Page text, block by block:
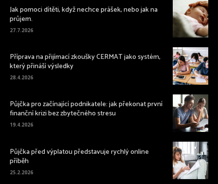
Jak pomoci dítěti, když nechce prášek, nebo jak na
průjem.
27.7.2026
Příprava na přijímací zkoušky CERMAT jako systém,
který přináší výsledky
28.4.2026
Půjčka pro začínající podnikatele: jak překonat první
finanční krizi bez zbytečného stresu
19.4.2026
Půjčka před výplatou představuje rychlý online
příběh
25.2.2026